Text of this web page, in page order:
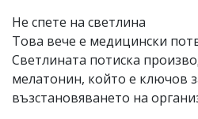
Не спете на светлина
Това вече е медицински
Светлината потиска
мелатонин, който е ключов
възстановяването на